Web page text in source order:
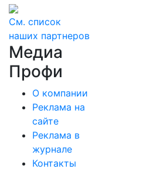
См. список
наших партнеров
Медиа
Профи
О компании
Реклама на
сайте
Реклама в
журнале
Контакты